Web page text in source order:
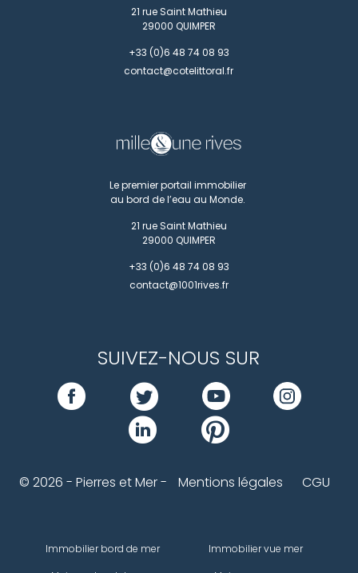
21 rue Saint Mathieu
29000 QUIMPER
+33 (0)6 48 74 08 93
contact@cotelittoral.fr
Le premier portail immobilier
au bord de l’eau au Monde.
21 rue Saint Mathieu
29000 QUIMPER
+33 (0)6 48 74 08 93
contact@1001rives.fr
SUIVEZ-NOUS SUR
© 2026 - Pierres et Mer - Mentions légales CGU
Immobilier bord de mer
Immobilier vue mer